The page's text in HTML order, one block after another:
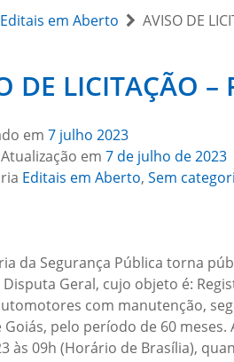
Editais em Aberto AVISO DE
DE LICITAÇÃO
em 7 julho 2023
em 7 de julho de 2023
Editais em Aberto, Sem
da Segurança Pública torna
Disputa Geral, cujo objeto é:
com manutenção,
Goiás, pelo período de 60
às 09h (Horário de Brasília),